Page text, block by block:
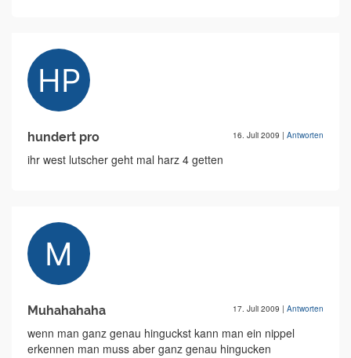
hundert pro 16. Juli 2009 | Antworten
ihr west lutscher geht mal harz 4 getten
Muhahahaha 17. Juli 2009 | Antworten
wenn man ganz genau hinguckst kann man ein nippel
erkennen man muss aber ganz genau hingucken